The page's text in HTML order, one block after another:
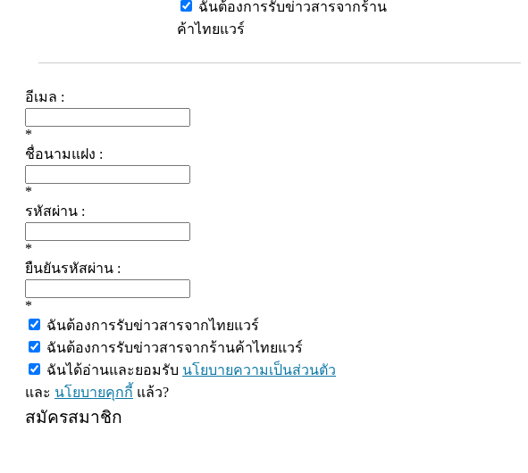
ฉันต้องการรับข่าวสารจากร้าน
ค้าไทยแวร์
อีเมล :
*
ชื่อนามแฝง :
*
รหัสผ่าน :
*
ยืนยันรหัสผ่าน :
*
ฉันต้องการรับข่าวสารจากไทยแวร์
ฉันต้องการรับข่าวสารจากร้านค้าไทยแวร์
ฉันได้อ่านและยอมรับ นโยบายความเป็นส่วนตัว
และ นโยบายคุกกี้ แล้ว?
สมัครสมาชิก